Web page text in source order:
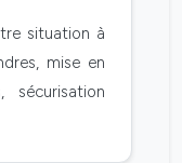
situation à
mise en
sécurisation